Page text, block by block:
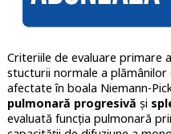
Criteriile de evaluare primare
stucturii normale a
afectate în boala Niemann-
pulmonară progresivă și
evaluată funcția pulmonară